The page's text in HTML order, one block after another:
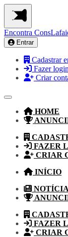
Encontra
Entrar
Cadastrar
Fazer login
Criar
HOME
FAZER
CRIAR
INÍCIO
FAZER
CRIAR